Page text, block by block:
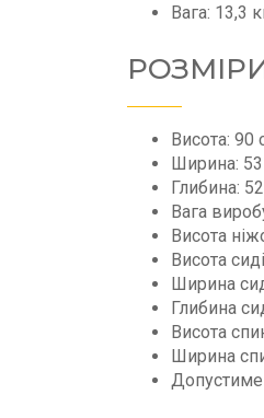
Вага: 13,3
Висота: 90
Ширина:
Глибина:
Вага
Висота
Висота
Ширина
Глибина
Висота
Ширина
Допустиме